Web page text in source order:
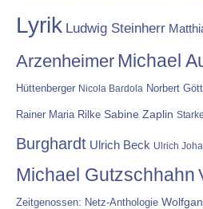
Lyrik Ludwig Steinherr
Arzenheimer Michael
Hüttenberger Nicola Bardola Norbert
Rainer Maria Rilke Sabine Zaplin
Burghardt Ulrich Beck Ulrich
Michael Gutzschhahn
Zeitgenossen: Netz-Anthologie